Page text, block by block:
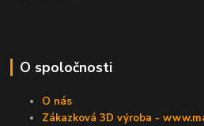
O spoločnosti
O nás
Zákazková 3D výroba -